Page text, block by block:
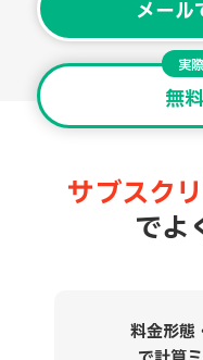
メール
実
無
サブスク
でよ
料金形態